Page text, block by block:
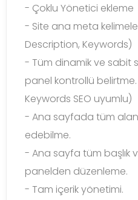
- Çoklu Yönetici ekleme
- Site ana meta
Description, Keywords)
- Tüm dinamik ve sabit
panel kontrollü
Keywords SEO uyumlu)
- Ana sayfada tüm
edebilme.
- Ana sayfa tüm başlık
panelden düzenleme.
- Tam içerik yönetimi.